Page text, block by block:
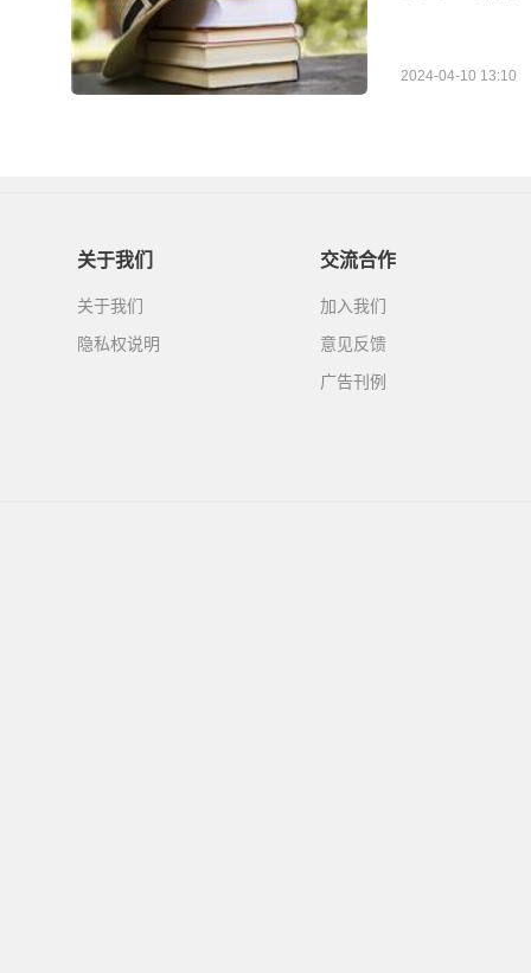
2024-04-10 13:10
关于我们
关于我们
隐私权说明
交流合作
加入我们
意见反馈
广告刊例